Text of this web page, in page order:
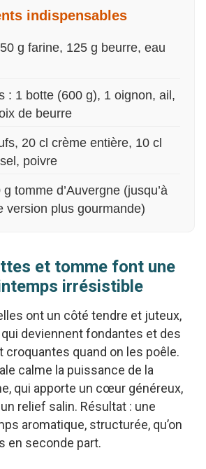
indispensables
g farine, 125 g beurre, eau
: 1 botte (600 g), 1 oignon, ail,
de beurre
20 cl crème entière, 10 cl
poivre
tomme d’Auvergne (jusqu’à
version plus gourmande)
et tomme font une
irrésistible
ont un côté tendre et juteux,
deviennent fondantes et des
quand on les poêle.
calme la puissance de la
qui apporte un cœur généreux,
relief salin. Résultat : une
aromatique, structurée, qu’on
en seconde part.